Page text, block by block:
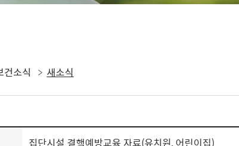
건소식 새소식
집단시설 결핵예방교육 자료(유치원, 어린이집)